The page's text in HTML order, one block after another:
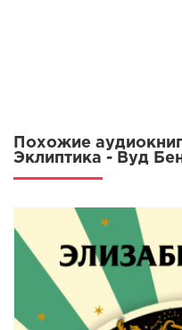
18
19
20
Похожие
Эклиптика - Вуд